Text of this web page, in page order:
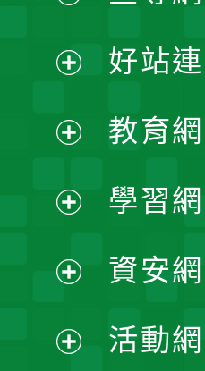
開
選
單
開
選
單
開
選
單
開
選
開
好站
教育
學習
資安
活動